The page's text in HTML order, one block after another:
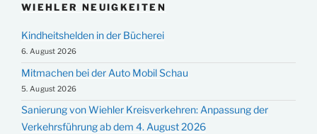
WIEHLER NEUIGKEITEN
Kindheitshelden in der Bücherei
6. August 2026
Mitmachen bei der Auto Mobil Schau
5. August 2026
Sanierung von Wiehler Kreisverkehren: Anpassung der
Verkehrsführung ab dem 4. August 2026